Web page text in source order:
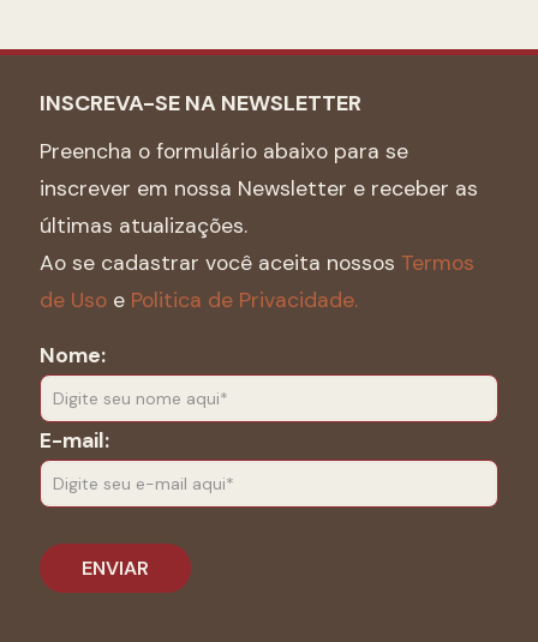
INSCREVA-SE NA NEWSLETTER
Preencha o formulário abaixo para se
inscrever em nossa Newsletter e receber as
últimas atualizações.
Ao se cadastrar você aceita nossos Termos
de Uso e Politica de Privacidade.
Nome:
E-mail: